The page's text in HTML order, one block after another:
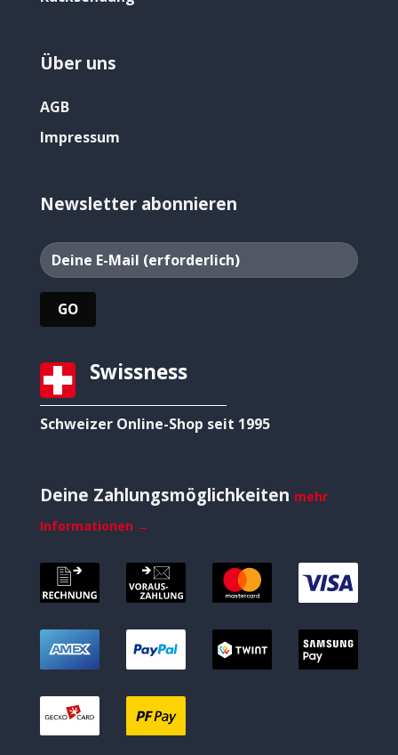
Über uns
AGB
Impressum
Newsletter abonnieren
Swissness
Schweizer Online-Shop seit 1995
Deine Zahlungsmöglichkeiten mehr
Informationen →